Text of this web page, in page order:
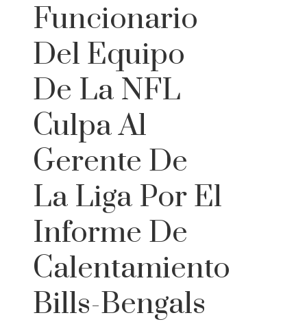
Funcionario
Del Equipo
De La NFL
Culpa Al
Gerente De
La Liga Por El
Informe De
Calentamiento
Bills-Bengals